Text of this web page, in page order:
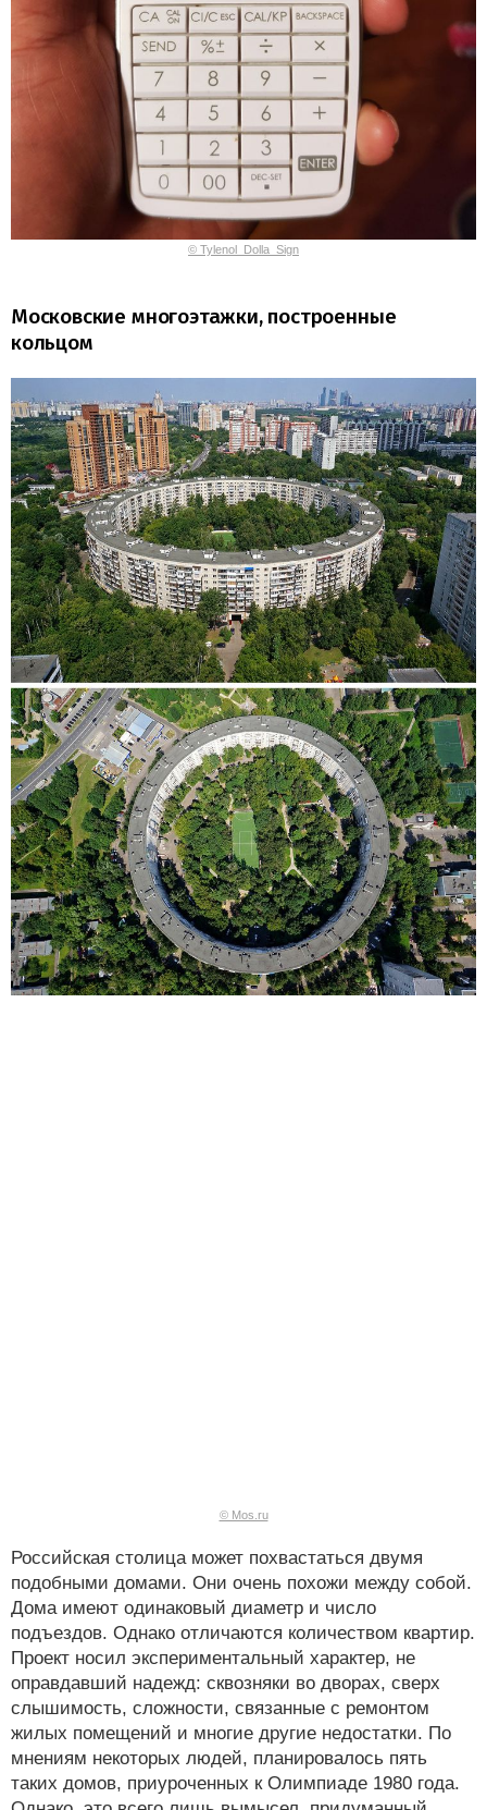
© Tylenol_Dolla_Sign
Московские многоэтажки, построенные
кольцом
© Mos.ru
Российская столица может похвастаться двумя
подобными домами. Они очень похожи между собой.
Дома имеют одинаковый диаметр и число
подъездов. Однако отличаются количеством квартир.
Проект носил экспериментальный характер, не
оправдавший надежд: сквозняки во дворах, сверх
слышимость, сложности, связанные с ремонтом
жилых помещений и многие другие недостатки. По
мнениям некоторых людей, планировалось пять
таких домов, приуроченных к Олимпиаде 1980 года.